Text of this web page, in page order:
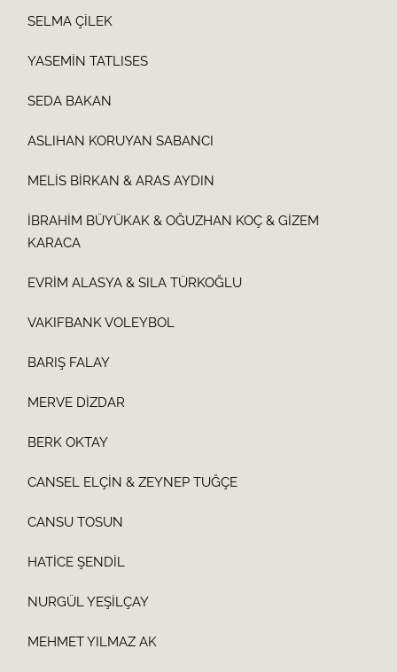
SELMA ÇİLEK
YASEMİN TATLISES
SEDA BAKAN
ASLIHAN KORUYAN SABANCI
MELİS BİRKAN & ARAS AYDIN
İBRAHİM BÜYÜKAK & OĞUZHAN KOÇ & GİZEM
KARACA
EVRİM ALASYA & SILA TÜRKOĞLU
VAKIFBANK VOLEYBOL
BARIŞ FALAY
MERVE DİZDAR
BERK OKTAY
CANSEL ELÇİN & ZEYNEP TUĞÇE
CANSU TOSUN
HATİCE ŞENDİL
NURGÜL YEŞİLÇAY
MEHMET YILMAZ AK